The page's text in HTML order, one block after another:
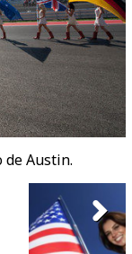
de Austin.